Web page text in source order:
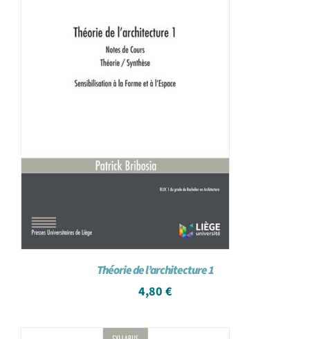
Théorie de l’architecture 1
4,80 €